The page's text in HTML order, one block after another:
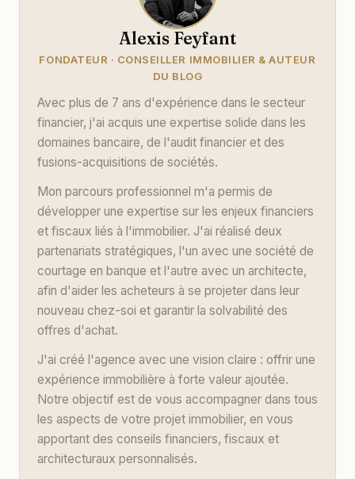
Alexis Feyfant
FONDATEUR · CONSEILLER IMMOBILIER & AUTEUR
DU BLOG
Avec plus de 7 ans d'expérience dans le secteur
financier, j'ai acquis une expertise solide dans les
domaines bancaire, de l'audit financier et des
fusions-acquisitions de sociétés.
Mon parcours professionnel m'a permis de
développer une expertise sur les enjeux financiers
et fiscaux liés à l'immobilier. J'ai réalisé deux
partenariats stratégiques, l'un avec une société de
courtage en banque et l'autre avec un architecte,
afin d'aider les acheteurs à se projeter dans leur
nouveau chez-soi et garantir la solvabilité des
offres d'achat.
J'ai créé l'agence avec une vision claire : offrir une
expérience immobilière à forte valeur ajoutée.
Notre objectif est de vous accompagner dans tous
les aspects de votre projet immobilier, en vous
apportant des conseils financiers, fiscaux et
architecturaux personnalisés.